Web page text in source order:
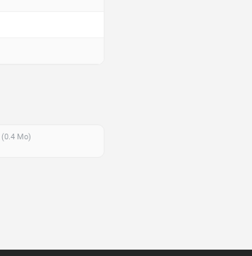
(0.4 Mo)